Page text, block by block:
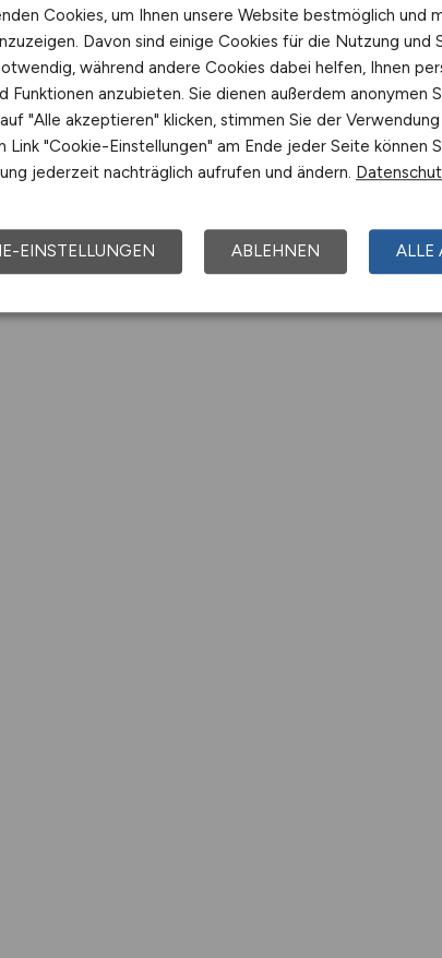
Cookies, um Ihnen unsere Website bestmöglich und
Davon sind einige Cookies für die Nutzung und
während andere Cookies dabei helfen, Ihnen
Funktionen anzubieten. Sie dienen außerdem anonymen
"Alle akzeptieren" klicken, stimmen Sie der
Link "Cookie-Einstellungen" am Ende jeder Seite können
jederzeit nachträglich aufrufen und ändern.
EINSTELLUNGEN ABLEHNEN ALLE